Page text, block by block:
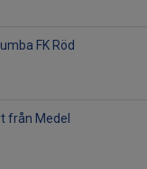
FK Röd
från Medel